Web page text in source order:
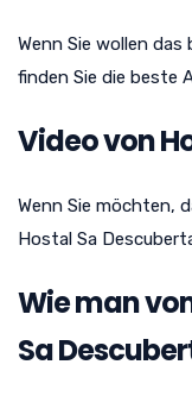
Wenn Sie wollen
finden Sie die beste
Video von
Wenn Sie möchten,
Hostal Sa
Wie man
Sa